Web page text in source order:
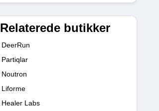
Relaterede butikker
DeerRun
Partiqlar
Noutron
Liforme
Healer Labs